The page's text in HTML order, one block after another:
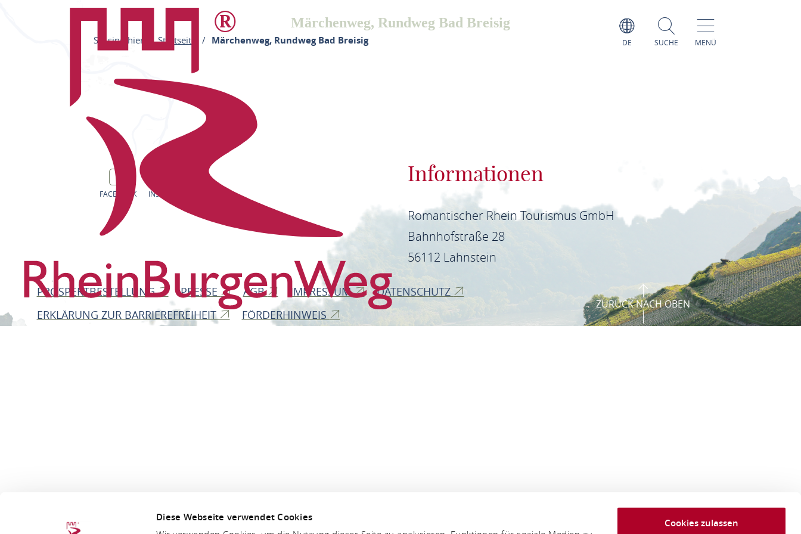
Diese Webseite verwendet Cookies Cookies zulassen
DE SUCHE MENÜ
Märchenweg, Rundweg Bad Breisig
Sie sind hier: Startseite Märchenweg, Rundweg Bad Breisig
FACEBOOK INSTAGRAM
Informationen
Romantischer Rhein Tourismus GmbH
Bahnhofstraße 28
56112 Lahnstein
PROSPEKTBESTELLUNG PRESSE AGB IMPRESSUM
DATENSCHUTZ
ERKLÄRUNG ZUR BARRIEREFREIHEIT
FÖRDERHINWEIS
ZURÜCK NACH OBEN